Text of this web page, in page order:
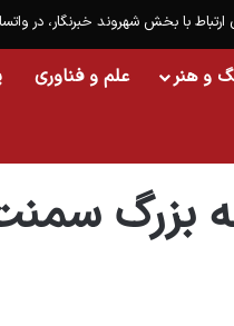
ارتباط با بخش شهروند خبرنگار، در واتساپ به
و هنر علم و فناوری
بزرگ